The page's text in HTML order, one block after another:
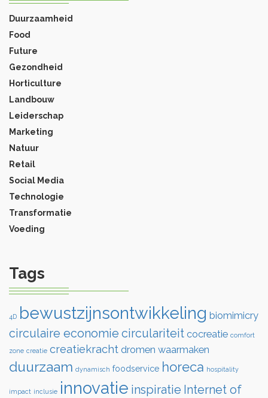
Duurzaamheid
Food
Future
Gezondheid
Horticulture
Landbouw
Leiderschap
Marketing
Natuur
Retail
Social Media
Technologie
Transformatie
Voeding
Tags
4D bewustzijnsontwikkeling biomimicry
circulaire economie circulariteit cocreatie comfort
zone creatie creatiekracht dromen waarmaken
duurzaam dynamisch foodservice horeca hospitality
impact inclusie innovatie inspiratie Internet of